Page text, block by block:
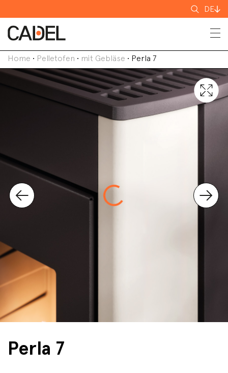
Suchen
nach
DE
Home • Pelletofen • mit Gebläse • Perla 7
Perla 7